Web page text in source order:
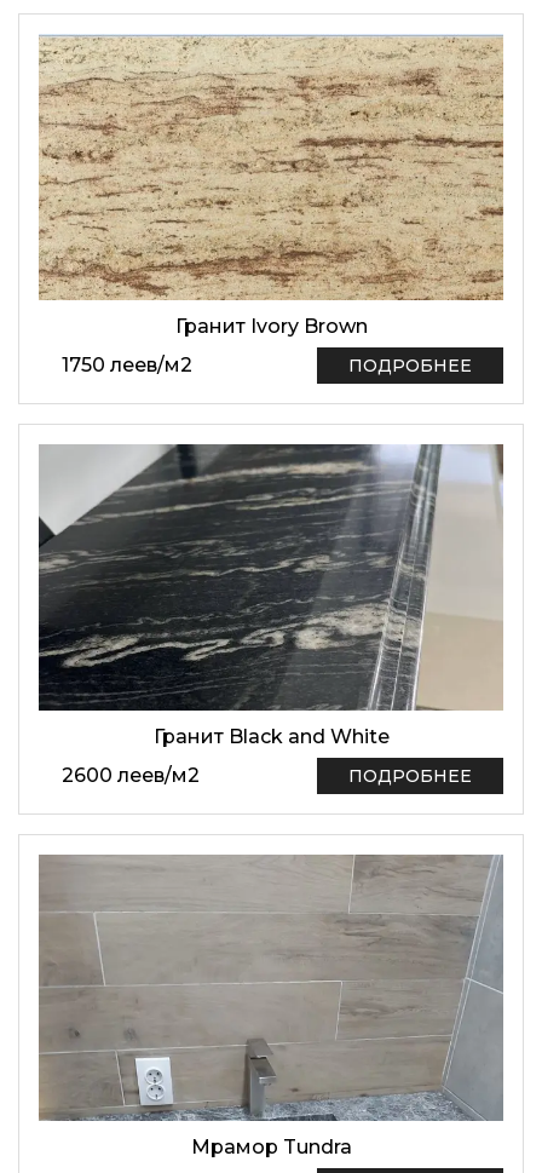
Гранит Ivory Brown
1750 леев/м2 ПОДРОБНЕЕ
Гранит Black and White
2600 леев/м2 ПОДРОБНЕЕ
Мрамор Tundra